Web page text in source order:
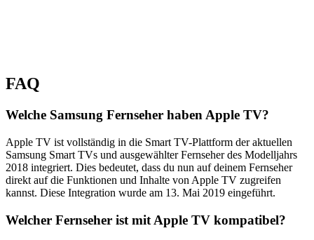
FAQ
Welche Samsung Fernseher haben Apple TV?
Apple TV ist vollständig in die Smart TV-Plattform der aktuellen
Samsung Smart TVs und ausgewählter Fernseher des Modelljahrs
2018 integriert. Dies bedeutet, dass du nun auf deinem Fernseher
direkt auf die Funktionen und Inhalte von Apple TV zugreifen
kannst. Diese Integration wurde am 13. Mai 2019 eingeführt.
Welcher Fernseher ist mit Apple TV kompatibel?